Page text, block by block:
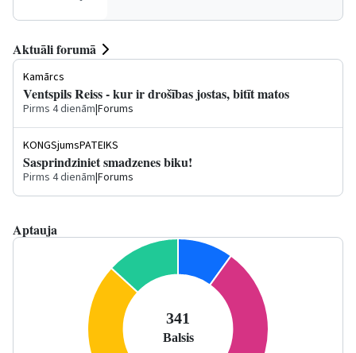
Aktuāli forumā
Kamārcs
Ventspils Reiss - kur ir drošības jostas, bitīt matos
Pirms 4 dienām|Forums
KONGSjumsPATEIKS
Sasprindziniet smadzenes biku!
Pirms 4 dienām|Forums
Aptauja